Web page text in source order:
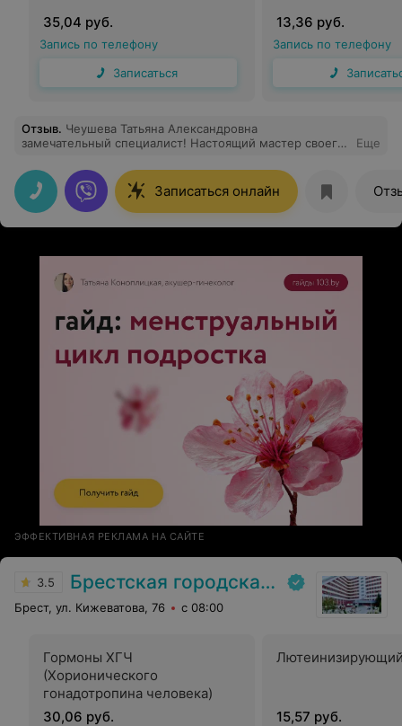
35,04 руб.
Запись по телефону
Записаться
13,36 руб.
Запись по телефону
Отзыв. Чеушева Татьяна Александровна
замечательный специалист! Настоящий мастер своего
подробно все разъяснила и дала нужные
рекомендации. Спасибо!
Еще
Записаться онлайн
ЭФФЕКТИВНАЯ РЕКЛАМА НА САЙТЕ
3.5 Брестская городская больница № 1
Брест, ул. Кижеватова, 76 с 08:00
Гормоны ХГЧ
(Хорионического
гонадотропина человека)
30,06 руб.
15,57 руб.